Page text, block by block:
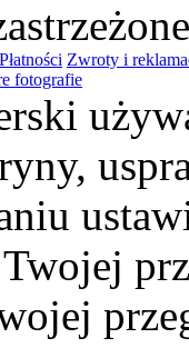
Płatności Zwroty i
fotografie